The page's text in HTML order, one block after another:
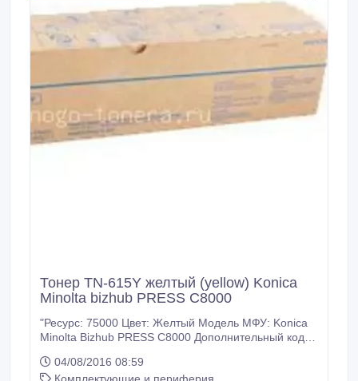
Тонер TN-615Y желтый (yellow) Konica
Minolta bizhub PRESS C8000
"Ресурс: 75000 Цвет: Желтый Модель МФУ: Konica
Minolta Bizhub PRESS C8000 Дополнительный код:
1469 У нас: Только оригинальные расходные
04/08/2016 08:59